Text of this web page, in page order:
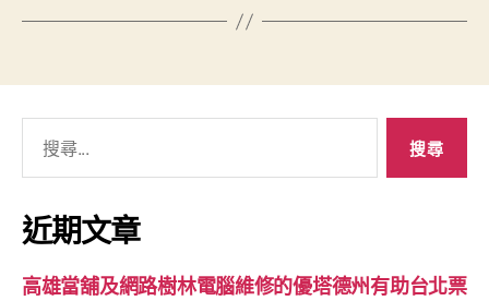
關
鍵
字:
近期文章
高雄當舖及網路樹林電腦維修的優塔德州有助台北票